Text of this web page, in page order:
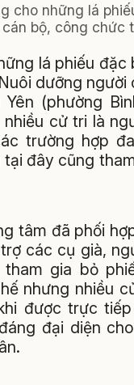
cho những lá
bộ, công chức
lá phiếu đặc
dưỡng
(phường
nhiều cử tri là
trường hợp
tại đây cũng
tâm đã phối
các cụ già,
gia bỏ
nhưng nhiều
được trực
đại diện